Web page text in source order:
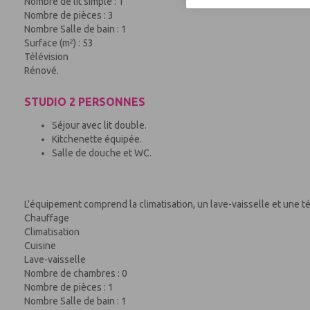
Nombre de pièces : 3
Nombre Salle de bain : 1
Surface (m²) : 53
Télévision
Rénové.
STUDIO 2 PERSONNES
Séjour avec lit double.
Kitchenette équipée.
Salle de douche et WC.
L'équipement comprend la climatisation, un lave-vaisselle et une
Chauffage
Climatisation
Cuisine
Lave-vaisselle
Nombre de chambres : 0
Nombre de pièces : 1
Nombre Salle de bain : 1